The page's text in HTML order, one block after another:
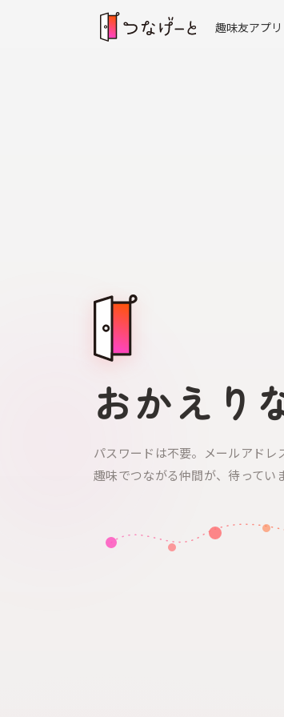
趣味友アプリ
おかえり
パスワードは不要。メールアドレ
趣味でつながる仲間が、待ってい